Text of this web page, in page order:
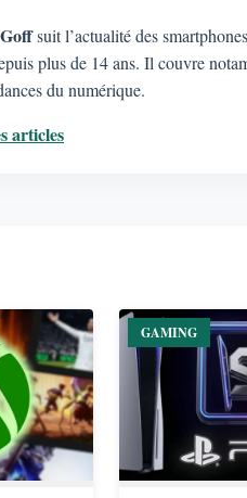
suit l’actualité des
plus de 14 ans. Il couvre
du numérique.
articles
GAMING